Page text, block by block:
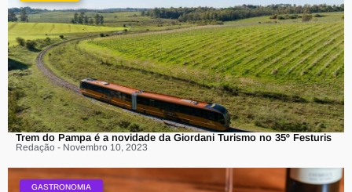
Trem do Pampa é a novidade da Giordani Turismo no 35º Festuris
Redação - Novembro 10, 2023
GASTRONOMIA